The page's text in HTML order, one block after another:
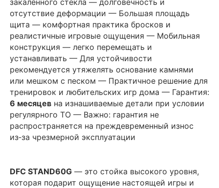
отсутствие деформации — Большая площадь
щита — комфортная практика бросков и
реалистичные игровые ощущения — Мобильная
конструкция — легко перемещать и
устанавливать — Для устойчивости
рекомендуется утяжелять основание камнями
или мешком с песком — Практичное решение для
тренировок и любительских игр дома — Гарантия:
6 месяцев на изнашиваемые детали при условии
регулярного ТО — Важно: гарантия не
распространяется на преждевременный износ
из‑за чрезмерной эксплуатации
DFC STAND60G — это стойка высокого уровня,
которая подарит ощущение настоящей игры и